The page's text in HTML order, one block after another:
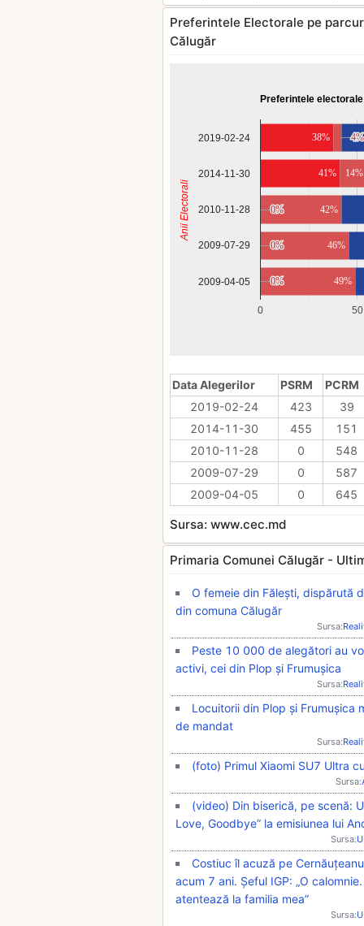
Preferintele Electorale pe
Călugăr
Preferintele
0 50
2019-02-24
2014-11-30
2010-11-28
2009-07-29
2009-04-05
38%
41%
0%
0%
0%
0%
0%
0%
4%
4%
14%
42%
46%
49%
Anii Electorali
Data Alegerilor PSRM
PCRM
2019-02-24
423
39
2014-11-30
455
151
2010-11-28
0
548
2009-07-29
0
587
2009-04-05
0 645
Sursa: www.cec.md
Primaria Comunei Călugăr -
O femeie din Fălești, dispărută
din comuna Călugăr
Sursa:
Peste 10 000 de alegători au
activi, cei din Plop și Frumușica
Sursa:
Locuitorii din Plop și
de mandat
Sursa:
(foto) Primul Xiaomi SU7 Ultra
Sursa:
(video) Din biserică, pe scenă:
Love, Goodbye” la emisiunea lui
Sursa:
Costiuc îl acuză pe
acum 7 ani. Șeful IGP: „O
atentează la familia mea”
Sursa: